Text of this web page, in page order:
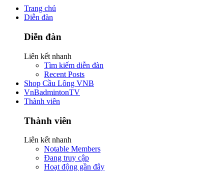
Trang chủ
Diễn đàn
Diễn đàn
Liên kết nhanh
Tìm kiếm diễn đàn
Recent Posts
Shop Cầu Lông VNB
VnBadmintonTV
Thành viên
Thành viên
Liên kết nhanh
Notable Members
Đang truy cập
Hoạt động gần đây